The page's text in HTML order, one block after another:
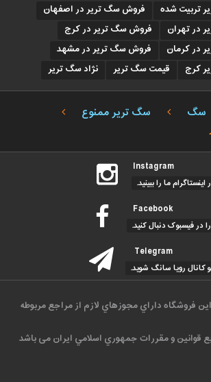
تربیت شده
فروش سگ تریر در اصفهان
در تهران
فروش سگ تریر در کرج
در کرمان
فروش سگ تریر در مشهد
کرج
قیمت سگ تریر نژاد سگ تریر
سگ
سگ تریر ممنوع
Instagram
اینستاگرام ما را ببینید.
Facebook
در فیسبوک دنبال کنید.
Telegram
کانال رویا سانگ شوید.
فروشگاه داراي مجوزهاي لازم از مراجع مربوطه
قوانين و مقررات جمهوري اسلامي ايران می باشد